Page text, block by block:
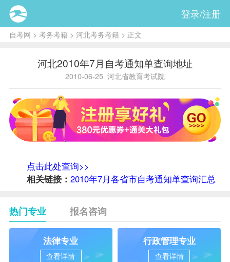
登录/注册
自考网 > 考务考籍 > 河北考务考籍 > 正文
河北2010年7月自考通知单查询地址
2010-06-25 河北省教育考试院
点击此处查询>>
相关链接： 2010年7月各省市自考通知单查询汇总
热门专业 报名咨询
法律专业
查看详情
行政管理专业
查看详情